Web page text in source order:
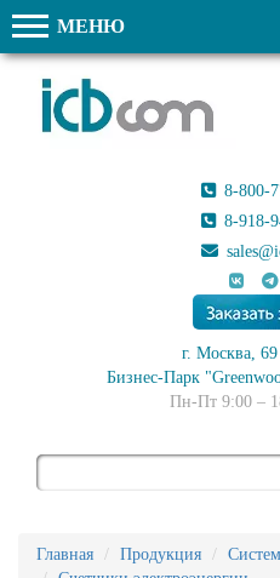
МЕНЮ
8-800-
8-918-
г. Москва,
Бизнес-Парк
Пн-Пт 9:00 –
Главная Продукция